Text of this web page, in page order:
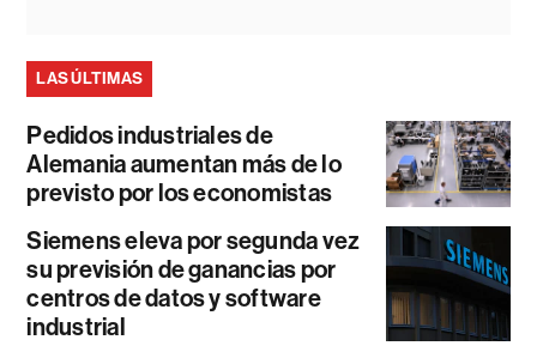
LAS ÚLTIMAS
Pedidos industriales de
Alemania aumentan más de lo
previsto por los economistas
Siemens eleva por segunda vez
su previsión de ganancias por
centros de datos y software
industrial